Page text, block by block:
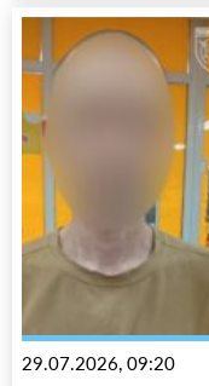
29.07.2026, 09:20